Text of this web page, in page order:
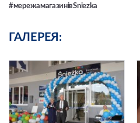
#мережамагазинівSniezka
ГАЛЕРЕЯ: